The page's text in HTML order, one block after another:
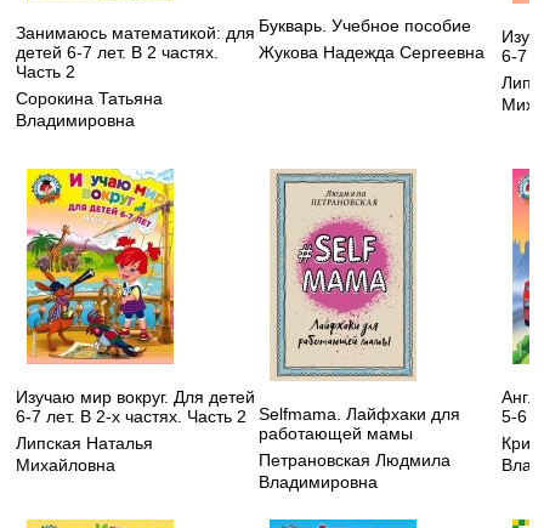
Занимаюсь математикой: для
детей 6-7 лет. В 2 частях.
Часть 2
Сорокина Татьяна
Владимировна
Букварь. Учебное пособие
Жукова Надежда Сергеевна
6-7
Изучаю мир вокруг. Для детей
6-7 лет. В 2-х частях. Часть 2
Липская Наталья
Михайловна
Selfmama. Лайфхаки для
работающей мамы
Петрановская Людмила
Владимировна
5-6